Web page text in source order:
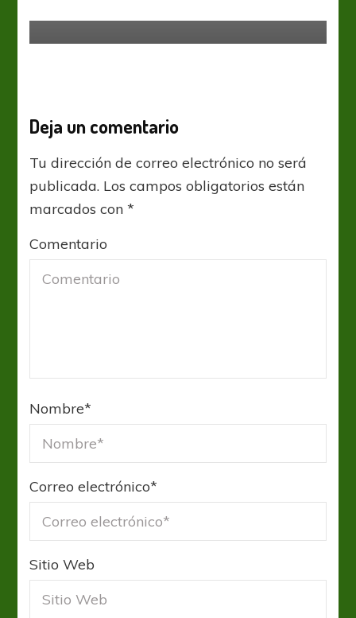
Deja un comentario
Tu dirección de correo electrónico no será
publicada. Los campos obligatorios están
marcados con*
Comentario
Nombre*
Correo electrónico*
Sitio Web